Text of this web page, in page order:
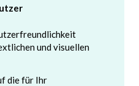
und visuellen
die für Ihr